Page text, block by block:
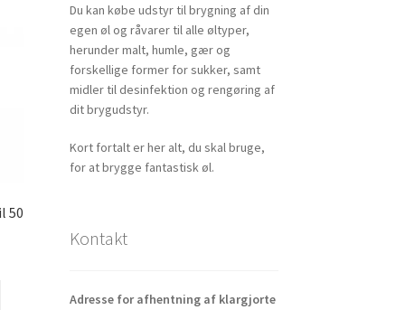
50
Du kan købe udstyr til brygning af din
egen øl og råvarer til alle øltyper,
herunder malt, humle, gær og
forskellige former for sukker, samt
midler til desinfektion og rengøring af
dit brygudstyr.
Kort fortalt er her alt, du skal bruge,
for at brygge fantastisk øl.
Kontakt
Adresse for afhentning af klargjorte